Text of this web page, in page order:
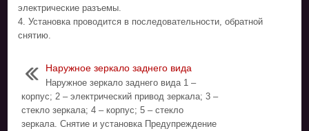
электрические разъемы.
4. Установка проводится в последовательности, обратной
снятию.
Наружное зеркало заднего вида
Наружное зеркало заднего вида 1 –
корпус; 2 – электрический привод зеркала; 3 –
стекло зеркала; 4 – корпус; 5 – стекло
зеркала. Снятие и установка Предупреждение